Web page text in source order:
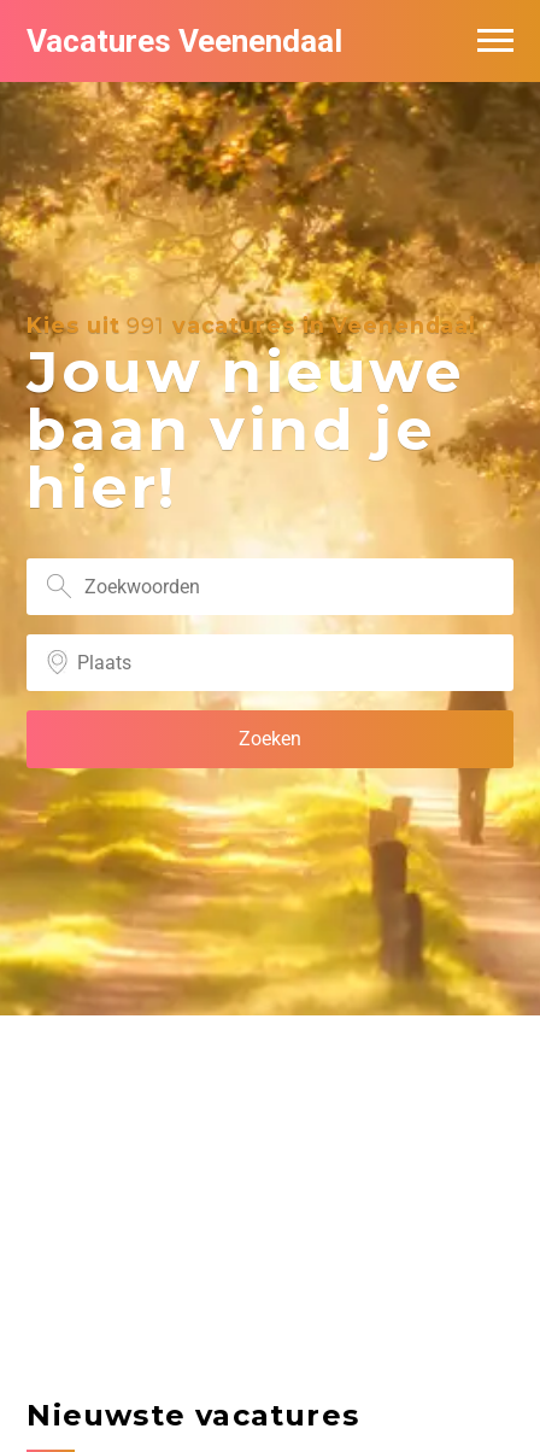
Vacatures Veenendaal
Kies uit991 vacatures in Veenendaal
Jouw nieuwe
baan vind je
hier!
Nieuwste vacatures
Vacatures per bedrijf in Veendaal